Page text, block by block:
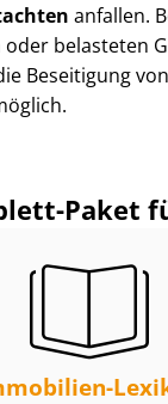
anfallen.
belasteten
Beseitigung von
Paket